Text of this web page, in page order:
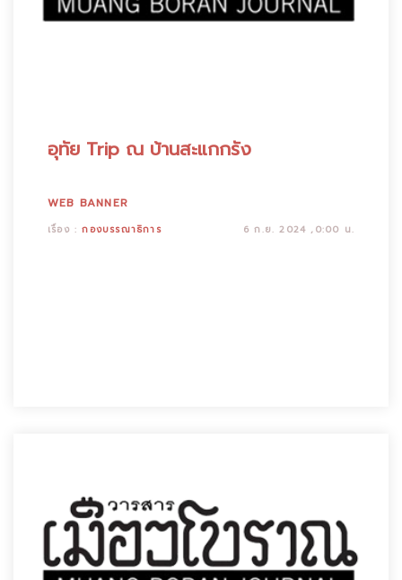
อุทัย Trip ณ บ้านสะแกกรัง
WEB BANNER
เรื่อง :กองบรรณาธิการ 6 ก.ย. 2024 ,0:00 น.